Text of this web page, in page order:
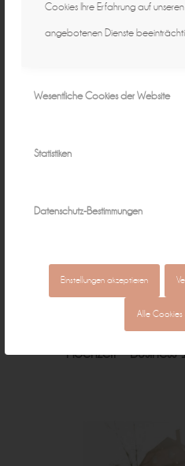
Cookies Ihre Erfahrung auf
angebotenen Dienste
Wesentliche Cookies der Website
Statistiken
Datenschutz-Bestimmungen
Einstellungen akzeptieren
Alle Cookies
September 1, 2014 / 0
Baby • Familie •
Hochzeit • Business